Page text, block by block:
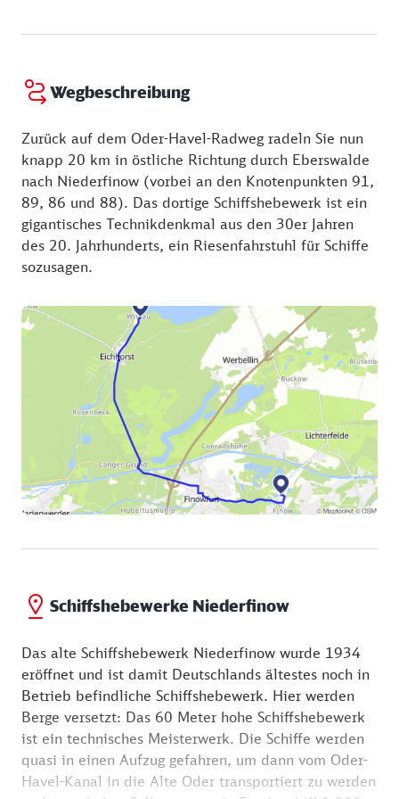
Wegbeschreibung
Zurück auf dem Oder-Havel-Radweg radeln Sie nun
knapp 20 km in östliche Richtung durch Eberswalde
nach Niederfinow (vorbei an den Knotenpunkten 91,
89, 86 und 88). Das dortige Schiffshebewerk ist ein
gigantisches Technikdenkmal aus den 30er Jahren
des 20. Jahrhunderts, ein Riesenfahrstuhl für Schiffe
sozusagen.
Schiffshebewerke Niederfinow
Das alte Schiffshebewerk Niederfinow wurde 1934
eröffnet und ist damit Deutschlands ältestes noch in
Betrieb befindliche Schiffshebewerk. Hier werden
Berge versetzt: Das 60 Meter hohe Schiffshebewerk
ist ein technisches Meisterwerk. Die Schiffe werden
quasi in einen Aufzug gefahren, um dann vom Oder-
Havel-Kanal in die Alte Oder transportiert zu werden